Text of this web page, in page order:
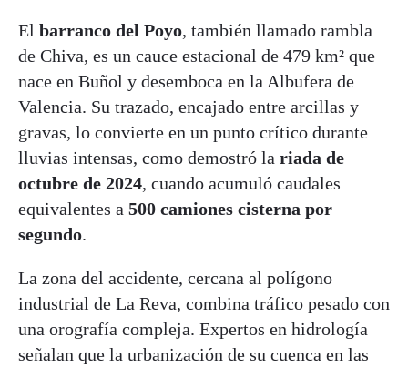
El barranco del Poyo, también llamado rambla
de Chiva, es un cauce estacional de 479 km² que
nace en Buñol y desemboca en la Albufera de
Valencia. Su trazado, encajado entre arcillas y
gravas, lo convierte en un punto crítico durante
lluvias intensas, como demostró la riada de
octubre de 2024, cuando acumuló caudales
equivalentes a 500 camiones cisterna por
segundo.
La zona del accidente, cercana al polígono
industrial de La Reva, combina tráfico pesado con
una orografía compleja. Expertos en hidrología
señalan que la urbanización de su cuenca en las